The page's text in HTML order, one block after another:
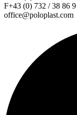
F+43 (0) 732 / 38 86 9
office@poloplast.com